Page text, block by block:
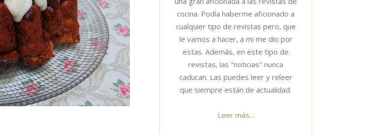
cocina. Podía haberme aficionado a
cualquier tipo de revistas pero, que
le vamos a hacer, a mi me dio por
estas. Además, en este tipo de
revistas, las "noticias" nunca
caducan. Las puedes leer y releer
que siempre están de actualidad.
Leer más...